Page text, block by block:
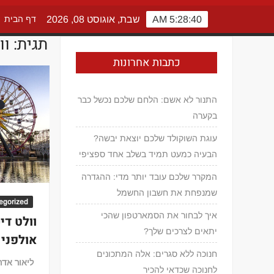
דף הבית 5:28:40 AM שבת, אוגוסט 08, 2026
תגית:
וולט
ליאור
כתבות אחרונות
התנור לא אשם: הלחם שלכם נכשל כבר
בקערה
עוגת השוקולד שלכם יוצאת יבשה?
הבעיה כמעט תמיד בשלב אחד ספציפי
המקרר שלכם עובד יותר מדי: ההגדרה
שמנפחת את חשבון החשמל
איך לבחור את הסמארטפון שהכי
יתאים לצרכים שלך?
חנוכה ללא סגרים: אלה המתכונים
לחנוכה שכדאי להכיר